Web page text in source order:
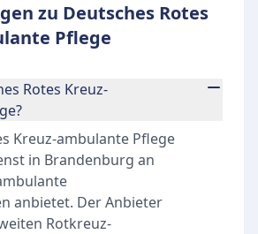
zu Deutsches Rotes
Pflege
Rotes Kreuz-
Kreuz-ambulante Pflege
in Brandenburg an
anbietet. Der Anbieter
Rotkreuz-